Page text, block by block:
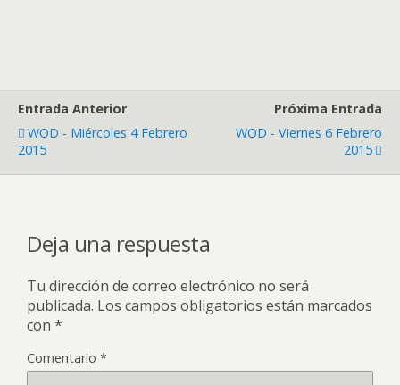
Entrada Anterior
WOD - Miércoles 4 Febrero
2015
Próxima Entrada
WOD - Viernes 6 Febrero
2015
Deja una respuesta
Tu dirección de correo electrónico no será
publicada. Los campos obligatorios están marcados
con *
Comentario *